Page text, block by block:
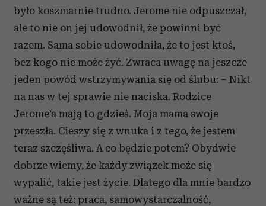
było koszmarnie trudno. Jerome nie odpuszczał,
ale to nie on jej udowodnił, że powinni być
razem. Sama sobie udowodniła, że to jest ktoś,
bez kogo nie może żyć. Zwraca uwagę na jeszcze
jeden powód wstrzymywania się od ślubu: – Nikt
na nas w tej sprawie nie naciska. Rodzice
Jerome’a mają to gdzieś. Moja mama swoje
przeszła. Cieszy się z wnuka i z tego, że jestem
teraz szczęśliwa. A co będzie potem? Obydwie
dobrze wiemy, że każdy związek może się
wypalić, takie jest życie. Dlatego dla mnie bardzo
ważne są też: praca, samowystarczalność,